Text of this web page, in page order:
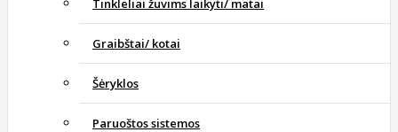
Tinkleliai žuvims laikyti/ matai
Graibštai/ kotai
Šėryklos
Paruoštos sistemos